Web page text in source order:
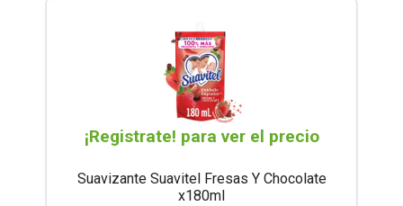
¡Registrate! para ver el precio
Suavizante Suavitel Fresas Y Chocolate
x180ml